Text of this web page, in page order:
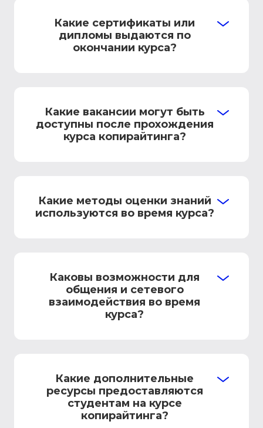
Какие сертификаты или
дипломы выдаются по
окончании курса?
Какие вакансии могут быть
доступны после прохождения
курса копирайтинга?
Какие методы оценки знаний
используются во время курса?
Каковы возможности для
общения и сетевого
взаимодействия во время
курса?
Какие дополнительные
ресурсы предоставляются
студентам на курсе
копирайтинга?